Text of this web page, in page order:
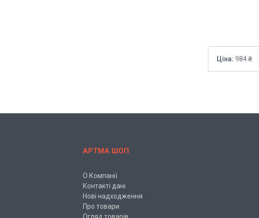
Ціна: 984 ₴
АРТМА ШОП
О Компанії
Контакті дані
Нові надходження
Про товари